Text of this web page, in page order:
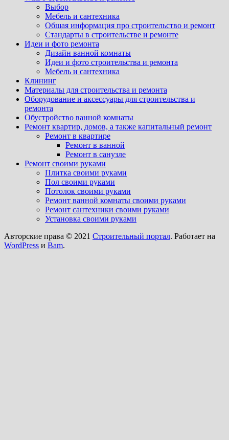
Выбор
Мебель и сантехника
Общая информация про строительство и ремонт
Стандарты в строительстве и ремонте
Идеи и фото ремонта
Дизайн ванной комнаты
Идеи и фото строительства и ремонта
Мебель и сантехника
Клининг
Материалы для строительства и ремонта
Оборудование и аксессуары для строительства и
ремонта
Обустройство ванной комнаты
Ремонт квартир, домов, а также капитальный ремонт
Ремонт в квартире
Ремонт в ванной
Ремонт в санузле
Ремонт своими руками
Плитка своими руками
Пол своими руками
Потолок своими руками
Ремонт ванной комнаты своими руками
Ремонт сантехники своими руками
Установка своими руками
Авторские права © 2021 Строительный портал. Работает на
WordPress и Bam.